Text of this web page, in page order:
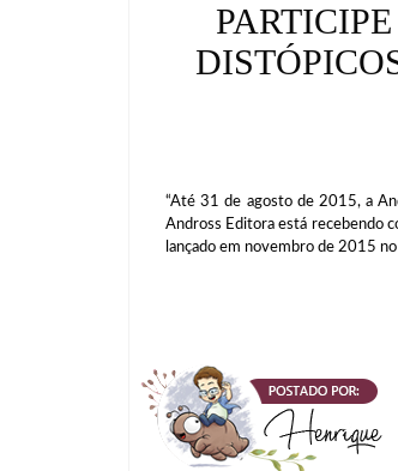
“Até 31 de agosto de 2015, a
Andross Editora está recebendo
lançado em novembro de 2015